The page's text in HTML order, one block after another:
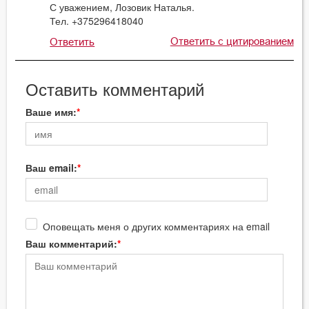
С уважением, Лозовик Наталья.
Тел. +375296418040
Ответить Ответить с цитированием
Оставить комментарий
Ваше имя:
Ваш email:
Оповещать меня о других комментариях на email
Ваш комментарий: